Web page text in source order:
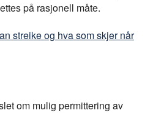
på rasjonell måte.
streike og hva som skjer når
om mulig permittering av